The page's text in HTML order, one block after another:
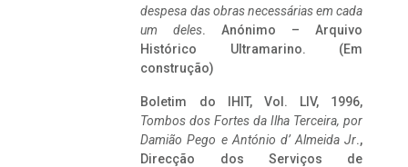
despesa das obras necessárias em cada
um deles. Anónimo – Arquivo
Histórico Ultramarino. (Em
construção)
Boletim do IHIT, Vol. LIV, 1996,
Tombos dos Fortes da Ilha Terceira, por
Damião Pego e António d’ Almeida Jr.,
Direcção dos Serviços de